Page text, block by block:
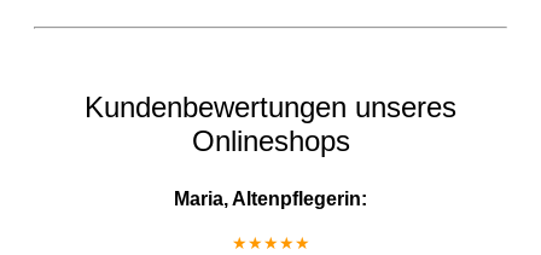
Kundenbewertungen unseres
Onlineshops
Maria, Altenpflegerin:
★★★★★